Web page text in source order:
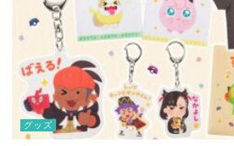
グッズ